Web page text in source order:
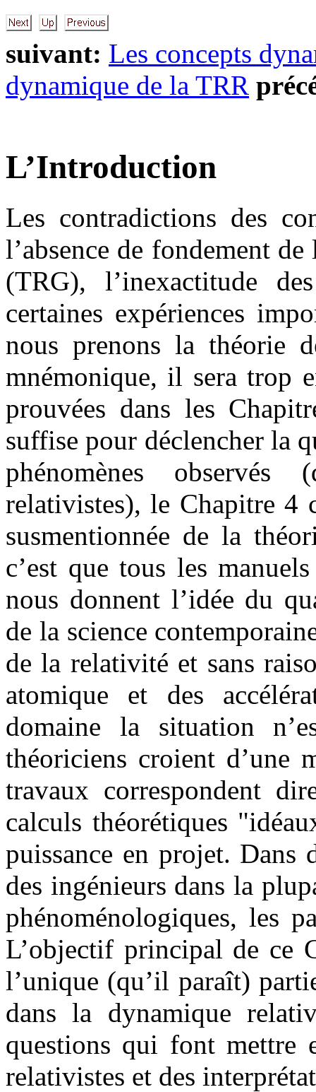
suivant: Les concepts
dynamique de la TRR
L’Introduction
Les contradictions des
l’absence de fondement
(TRG), l’inexactitude
certaines expériences
nous prenons la théorie
mnémonique, il sera trop
prouvées dans les
suffise pour déclencher la
phénomènes observés
relativistes), le Chapitre 4
susmentionnée de la
c’est que tous les
nous donnent l’idée du
de la science
de la relativité et sans
atomique et des
domaine la situation
théoriciens croient d’une
travaux correspondent
calculs théorétiques
puissance en projet. Dans
des ingénieurs dans la
phénoménologiques, les
L’objectif principal de ce
l’unique (qu’il paraît)
dans la dynamique
questions qui font mettre
relativistes et des